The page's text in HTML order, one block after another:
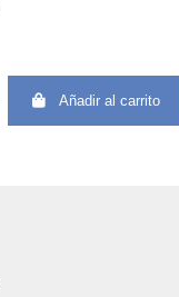
Añadir al carrito